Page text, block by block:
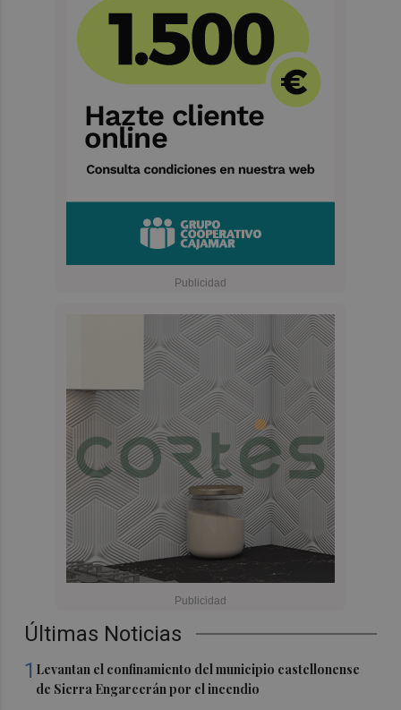
Últimas Noticias
1 Levantan el confinamiento del municipio castellonense
de Sierra Engarcerán por el incendio